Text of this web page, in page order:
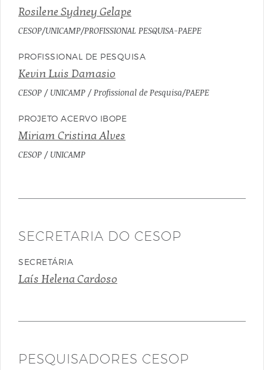
Rosilene Sydney Gelape
CESOP/UNICAMP/PROFISSIONAL PESQUISA-PAEPE
PROFISSIONAL DE PESQUISA
Kevin Luis Damasio
CESOP / UNICAMP / Profissional de Pesquisa/PAEPE
PROJETO ACERVO IBOPE
Miriam Cristina Alves
CESOP / UNICAMP
SECRETARIA DO CESOP
SECRETÁRIA
Laís Helena Cardoso
PESQUISADORES CESOP